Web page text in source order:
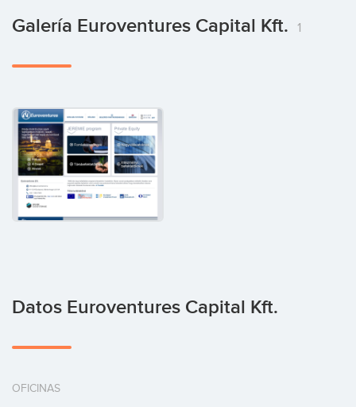
Galería Euroventures Capital Kft. 1
Datos Euroventures Capital Kft.
OFICINAS